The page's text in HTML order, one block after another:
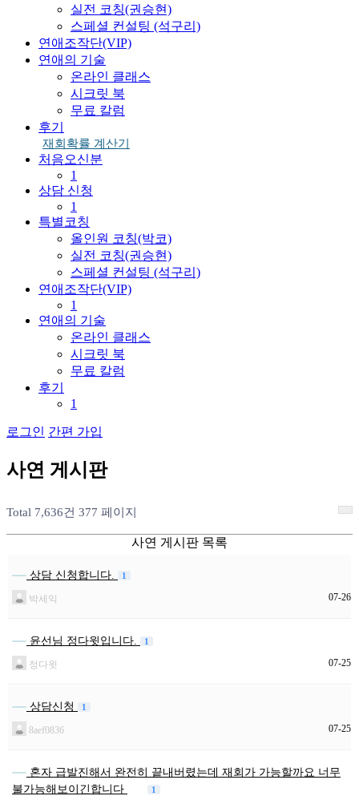
실전 코칭(권승현)
스페셜 컨설팅 (석구리)
연애조작단(VIP)
연애의 기술
온라인 클래스
시크릿 북
무료 칼럼
후기
재회확률 계산기
처음오신분
1
상담 신청
1
특별코칭
올인원 코칭(박코)
실전 코칭(권승현)
스페셜 컨설팅 (석구리)
연애조작단(VIP)
1
연애의 기술
온라인 클래스
시크릿 북
무료 칼럼
후기
1
로그인 간편 가입
사연 게 시 판
Total 7,636건 377 페이지
사연 게시판 목록
상담 신청합니다. 1
박세익 07-26
윤선님 정다윗입니다. 1
정다윗 07-25
상담신청 1
8aef0836 07-25
혼자 급발진해서 완전히 끝내버렸는데 재회가 가능할까요 너무
불가능해보이긴합니다
1